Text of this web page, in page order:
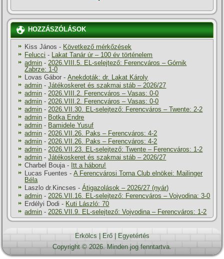
HOZZÁSZÓLÁSOK
Kiss János - Következő mérkőzések
Felucci - Lakat Tanár úr – 100 év történelem
admin -2026.VIII.5. EL-selejtező: Ferencváros – Górnik
Zabrze: 1-0
Lovas Gábor -Anekdoták: dr. Lakat Károly
admin -Játékoskeret és szakmai stáb – 2026/27
admin -2026.VIII.2. Ferencváros – Vasas: 0-0
admin -2026.VIII.2. Ferencváros – Vasas: 0-0
admin -2026.VII.30. EL-selejtező: Ferencváros – Twente: 2-2
admin - Botka Endre
admin - Bamidele Yusuf
admin -2026.VII.26. Paks – Ferencváros: 4-2
admin -2026.VII.26. Paks – Ferencváros: 4-2
admin -2026.VII.23. EL-selejtező: Twente – Ferencváros: 1-2
admin -Játékoskeret és szakmai stáb – 2026/27
Charbel Bouja- Itt a háboru!
Lucas Fuentes -A Ferencvárosi Torna Club elnökei: Mailinger
Béla
Laszlo dr.Kincses -Átigazolások – 2026/27 (nyár)
admin -2026.VII.16. EL-selejtező: Ferencváros – Vojvodina: 3-0
Erdélyi Dodi - Kuti László: 70
admin -2026.VII.9. EL-selejtező: Vojvodina – Ferencváros: 1-2
Erkölcs Erő|
Egyetértés
Copyright © 2026. Minden jog fenntartva.